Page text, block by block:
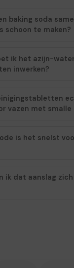
baking soda
schoon te maken?
ik het azijn-
inwerken?
vazen met smalle
is het snelst
ik dat aanslag